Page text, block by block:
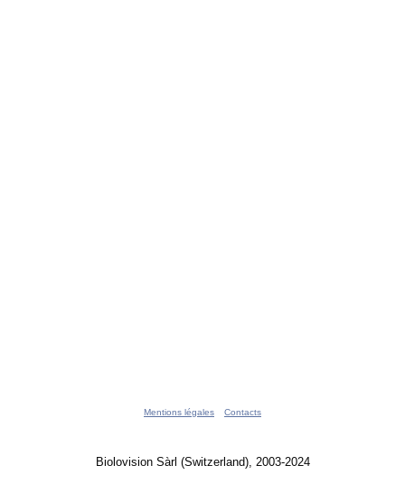
Mentions légales Contacts
Biolovision Sàrl (Switzerland), 2003-2024